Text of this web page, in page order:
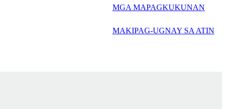
العربية
MGA MAPAGKUKUNAN
MAKIPAG-UGNAY SA ATIN